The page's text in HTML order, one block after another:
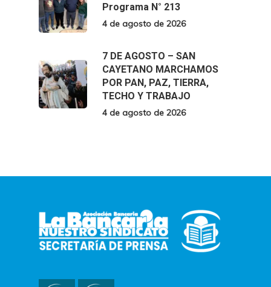
Programa N° 213
4 de agosto de 2026
7 DE AGOSTO – SAN
CAYETANO MARCHAMOS
POR PAN, PAZ, TIERRA,
TECHO Y TRABAJO
4 de agosto de 2026